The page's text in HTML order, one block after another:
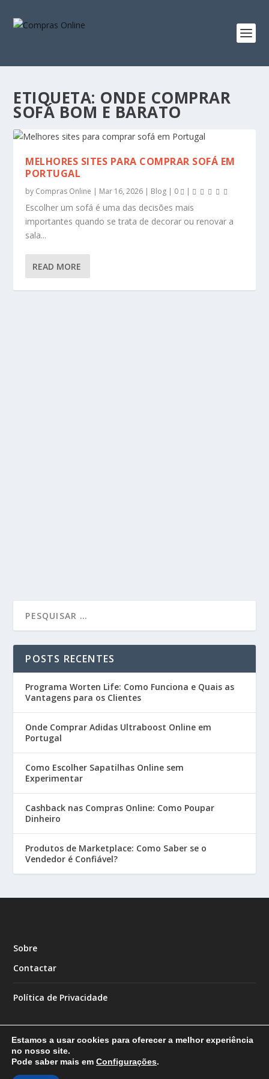
ETIQUETA: ONDE COMPRAR
SOFÁ BOM E BARATO
MELHORES SITES PARA COMPRAR SOFÁ EM
PORTUGAL
by Compras Online | Mar 16, 2026 | Blog | 0 |
Escolher um sofá é uma das decisões mais
importantes quando se trata de decorar ou renovar a
sala...
READ MORE
POSTS RECENTES
Programa Worten Life: Como Funciona e Quais as
Vantagens para os Clientes
Onde Comprar Adidas Ultraboost Online em
Portugal
Como Escolher Sapatilhas Online sem
Experimentar
Cashback nas Compras Online: Como Poupar
Dinheiro
Produtos de Marketplace: Como Saber se o
Vendedor é Confiável?
Sobre
Contactar
Política de Privacidade
Designed by
Estamos a usar cookies para oferecer a melhor experiência
no nosso site.
Pode saber mais em Configurações.